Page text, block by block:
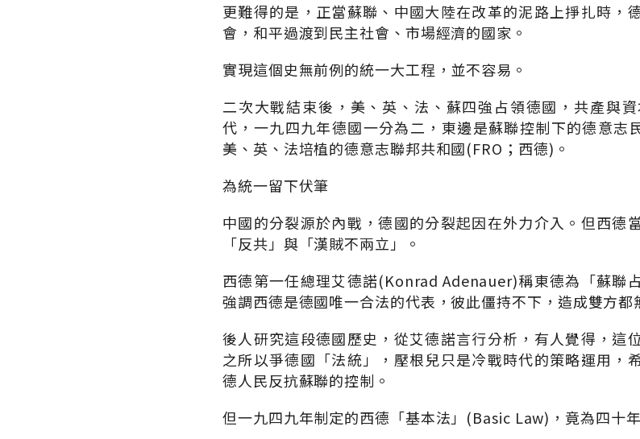
更難得的是，正當蘇聯、中國大陸在改革的泥路上掙扎時，
會，和平過渡到民主社會、市場經濟的國家。
實現這個史無前例的統一大工程，並不容易。
二次大戰結束後，美、英、法、蘇四強占領德國，共產與
代，一九四九年德國一分為二，東邊是蘇聯控制下的德意志
美、英、法培植的德意志聯邦共和國(FRO；西德)。
為統一留下伏筆
中國的分裂源於內戰，德國的分裂起因在外力介入。但西德
「反共」與「漢賊不兩立」。
西德第一任總理艾德諾(Konrad Adenauer)稱東德為「蘇聯
強調西德是德國唯一合法的代表，彼此僵持不下，造成雙方都
後人研究這段德國歷史，從艾德諾言行分析，有人覺得，這
之所以爭德國「法統」，壓根兒只是冷戰時代的策略運用，
德人民反抗蘇聯的控制。
但一九四九年制定的西德「基本法」(Basic Law)，竟為四十